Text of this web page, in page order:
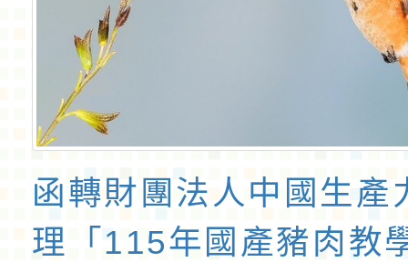
函轉財團法人中國生產
理「115年國產豬肉教